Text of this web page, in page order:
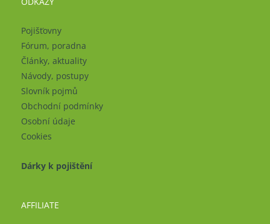
Pojišťovny
Fórum, poradna
Články, aktuality
Návody, postupy
Slovník pojmů
Obchodní podmínky
Osobní údaje
Cookies
Dárky k pojištění
AFFILIATE